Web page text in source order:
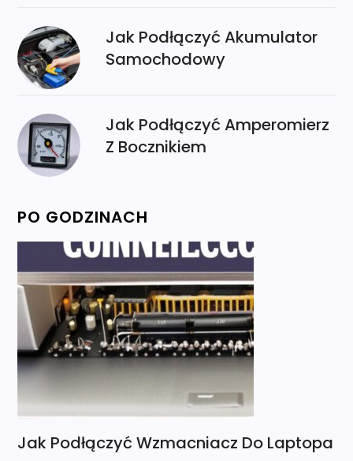
Jak Podłączyć Akumulator
Samochodowy
Jak Podłączyć Amperomierz
Z Bocznikiem
PO GODZINACH
Jak Podłączyć Wzmacniacz Do Laptopa